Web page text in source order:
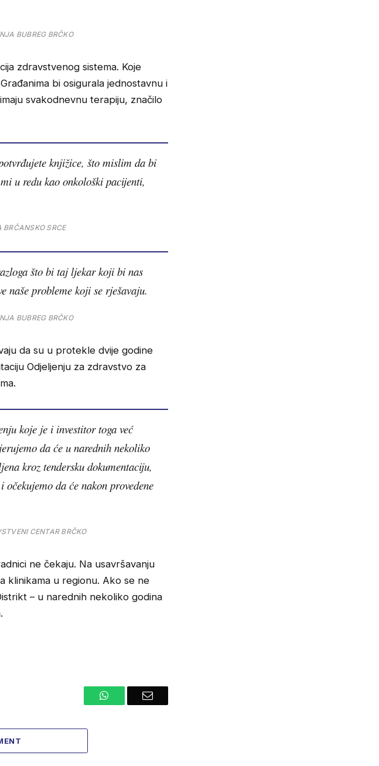
BUBREG BRČKO
zdravstvenog sistema. Koje
bi osigurala jednostavnu i
svakodnevnu terapiju, značilo
knjižice, što mislim da bi
u redu kao onkološki pacijenti,
SRCE
što bi taj ljekar koji bi nas
naše probleme koji se rješavaju.
BUBREG BRČKO
da su u protekle dvije godine
Odjeljenju za zdravstvo za
koje je i investitor toga već
da će u narednih nekoliko
kroz tendersku dokumentaciju,
da će nakon provedene
CENTAR BRČKO
ne čekaju. Na usavršavanju
klinikama u regionu. Ako se ne
– u narednih nekoliko godina
WhatsAppEmail